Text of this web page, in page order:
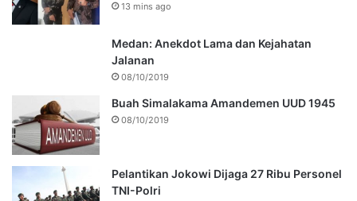
13 mins ago
Medan: Anekdot Lama dan Kejahatan
Jalanan
08/10/2019
Buah Simalakama Amandemen UUD 1945
08/10/2019
Pelantikan Jokowi Dijaga 27 Ribu Personel
TNI-Polri